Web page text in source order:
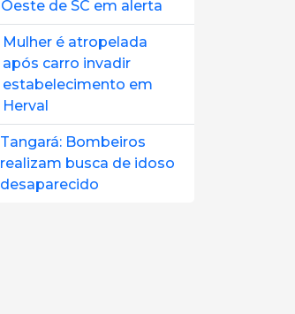
Oeste de SC em alerta
Mulher é atropelada
após carro invadir
estabelecimento em
Herval
Tangará: Bombeiros
realizam busca de idoso
desaparecido